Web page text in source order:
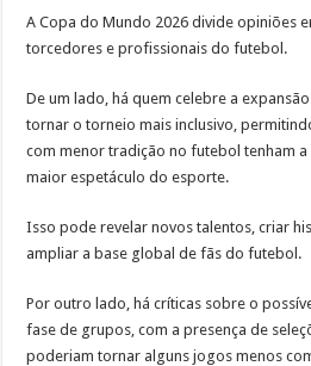
A Copa do Mundo 2026 divide opiniões
torcedores e profissionais do futebol.
De um lado, há quem celebre a
tornar o torneio mais inclusivo,
com menor tradição no futebol tenham
maior espetáculo do esporte.
Isso pode revelar novos talentos, criar
ampliar a base global de fãs do futebol.
Por outro lado, há críticas sobre o
fase de grupos, com a presença de
poderiam tornar alguns jogos menos